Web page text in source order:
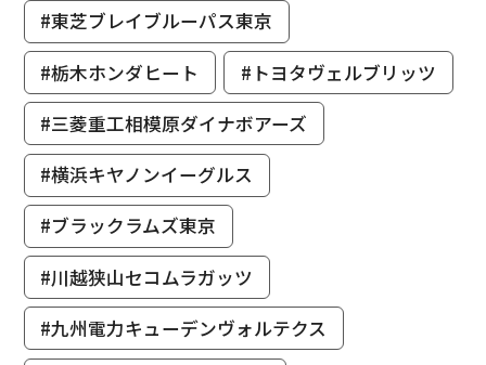
#東芝ブレイブルーパス東京
#栃木ホンダヒート
#トヨタヴェルブリッツ
#三菱重工相模原ダイナボアーズ
#横浜キヤノンイーグルス
#ブラックラムズ東京
#川越狭山セコムラガッツ
#九州電力キューデンヴォルテクス